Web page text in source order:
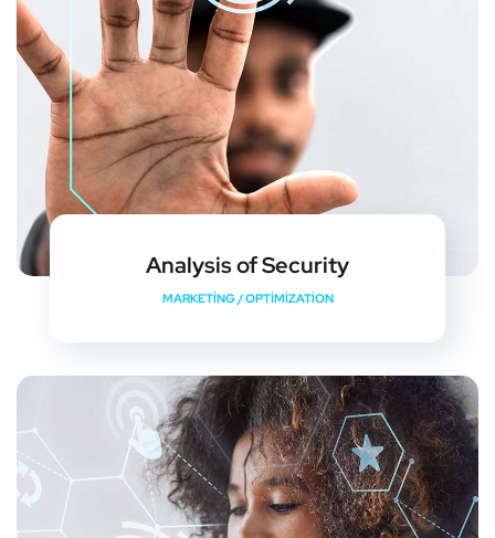
Analysis of Security
MARKETING/OPTIMIZATION